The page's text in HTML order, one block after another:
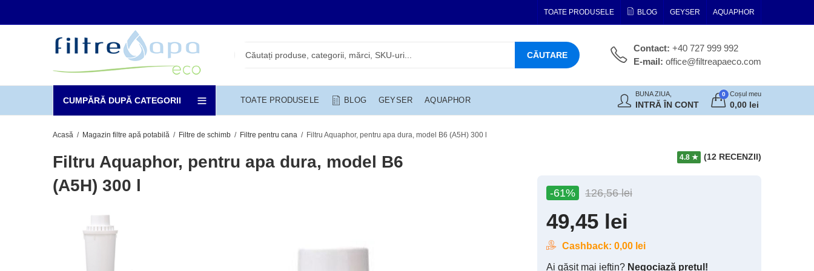
TOATE PRODUSELE BLOG GEYSER AQUAPHOR
CĂUTARE
Contact: +40 727 999 992
E-mail: office@filtreapaeco.com
CUMPĂRĂ DUPĂ CATEGORII TOATE PRODUSELE BLOG GEYSER AQUAPHOR
BUNA ZIUA,
INTRĂ ÎN CONT
0 Coșul meu
0,00 lei
Acasă Magazin filtre apă potabilă Filtre de schimb Filtre pentru cana Filtru Aquaphor, pentru apa dura, model B6 (A5H) 300 l
Filtru Aquaphor, pentru apa dura, model B6
(A5H) 300 l
4.8 ★ (12 RECENZII)
-61% 126,56lei
49,45 lei
Cashback: 0,00 lei
Ai găsit mai ieftin? Negociază prețul!